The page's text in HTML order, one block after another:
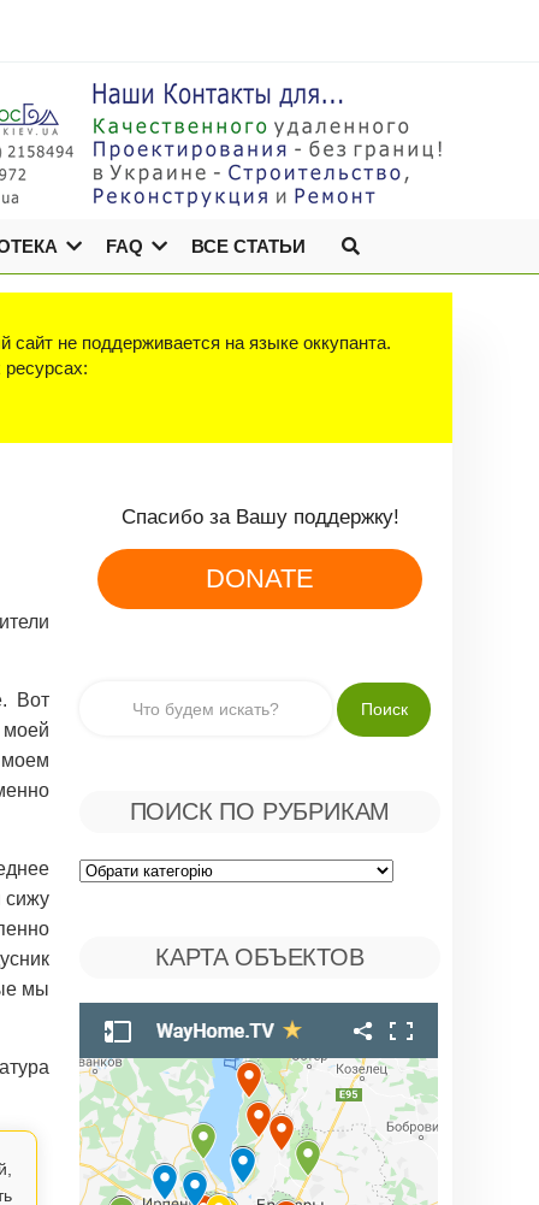
FAQ ВСЕ СТАТЬИ
сайт не поддерживается на языке оккупанта.
ресурсах:
Вот
сижу
мы
Спасибо за Вашу поддержку!
DONATE
ПОИСК ПО РУБРИКАМ
Поиск
КАРТА ОБЪЕКТОВ